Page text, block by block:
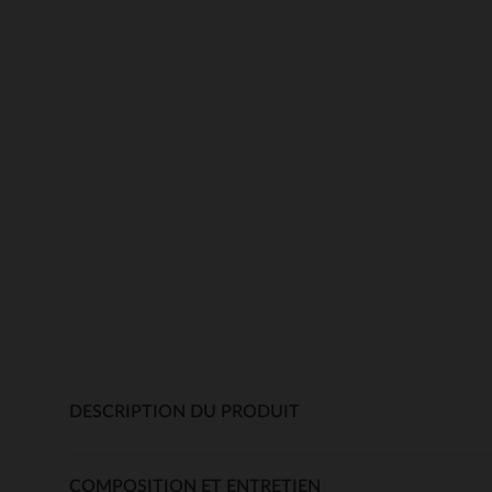
DESCRIPTION DU PRODUIT
COMPOSITION ET ENTRETIEN